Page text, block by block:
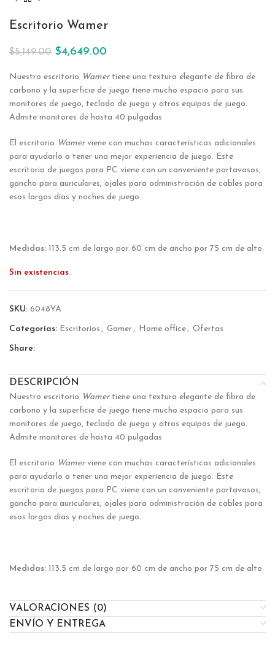
Escritorio Wamer
$5,149.00 $4,649.00
Nuestro escritorio Wamertiene una textura elegante de fibra de
carbono y la superficie de juego tiene mucho espacio para sus
monitores de juego, teclado de juego y otros equipos de juego.
Admite monitores de hasta 40 pulgadas
El escritorio Wamerviene con muchas características adicionales
para ayudarlo a tener una mejor experiencia de juego. Este
escritorio de juegos para PC viene con un conveniente portavasos,
gancho para auriculares, ojales para administración de cables para
esos largos días y noches de juego.
Medidas: 113.5 cm de largo por 60 cm de ancho por 75 cm de alto.
Sin existencias
SKU: 6048YA
Categorías: Escritorios , Gamer , Home office , Ofertas
Share:
DESCRIPCIÓN
Nuestro escritorio Wamertiene una textura elegante de fibra de
carbono y la superficie de juego tiene mucho espacio para sus
monitores de juego, teclado de juego y otros equipos de juego.
Admite monitores de hasta 40 pulgadas
El escritorio Wamerviene con muchas características adicionales
para ayudarlo a tener una mejor experiencia de juego. Este
escritorio de juegos para PC viene con un conveniente portavasos,
gancho para auriculares, ojales para administración de cables para
esos largos días y noches de juego.
Medidas: 113.5 cm de largo por 60 cm de ancho por 75 cm de alto.
VALORACIONES (0)
ENVÍO Y ENTREGA